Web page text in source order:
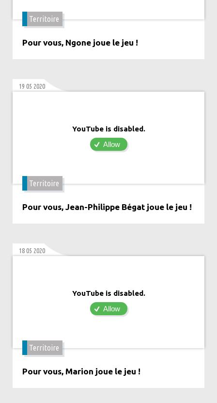
Territoire
Pour vous, Ngone joue le jeu !
19 05 2020
YouTube is disabled.
Allow
Territoire
Pour vous, Jean-Philippe Bégat joue le jeu !
18 05 2020
YouTube is disabled.
Allow
Territoire
Pour vous, Marion joue le jeu !